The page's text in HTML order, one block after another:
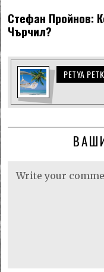
Стефан Пройнов:
Чърчил?
PETYA